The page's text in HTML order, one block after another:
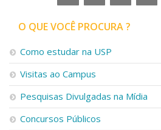
O QUE VOCÊ PROCURA ?
Como estudar na USP
Visitas ao Campus
Pesquisas Divulgadas na Mídia
Concursos Públicos